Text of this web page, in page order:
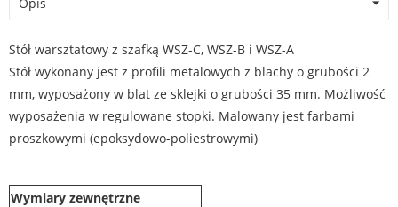
Stół warsztatowy z szafką WSZ-C, WSZ-B i WSZ-A
Stół wykonany jest z profili metalowych z blachy o grubości 2
mm, wyposażony w blat ze sklejki o grubości 35 mm. Możliwość
wyposażenia w regulowane stopki. Malowany jest farbami
proszkowymi (epoksydowo-poliestrowymi)
Wymiary zewnętrzne